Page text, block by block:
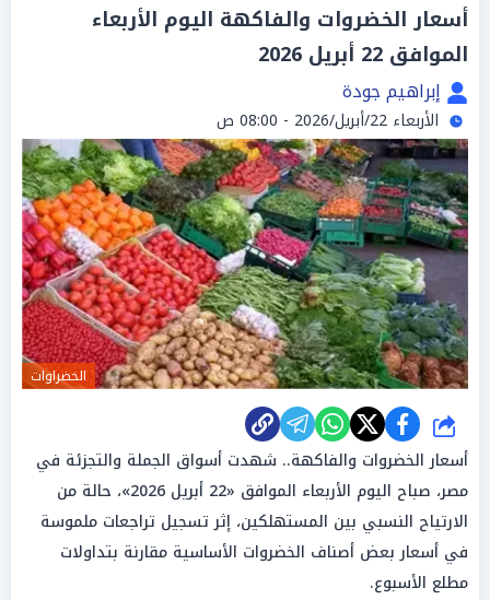
أسعار الخضروات والفاكهة اليوم الأربعاء
الموافق 22 أبريل 2026
إبراهيم جودة
الأربعاء 22/أبريل/2026 - 08:00 ص
الخضراوات
شارك
أسعار الخضروات والفاكهة.. شهدت أسواق الجملة والتجزئة في
مصر، صباح اليوم الأربعاء الموافق «22 أبريل 2026»، حالة من
الارتياح النسبي بين المستهلكين، إثر تسجيل تراجعات ملموسة
في أسعار بعض أصناف الخضروات الأساسية مقارنة بتداولات
مطلع الأسبوع.